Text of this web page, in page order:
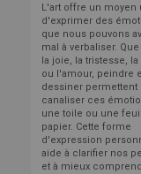
L'art offre un moyen
d'exprimer des
que nous pouvons
mal à verbaliser.
la joie, la tristesse,
ou l'amour, peindre
dessiner permettent
canaliser ces
une toile ou une
papier. Cette forme
d'expression
aide à clarifier nos
et à mieux